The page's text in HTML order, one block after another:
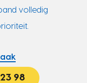
volledig
98